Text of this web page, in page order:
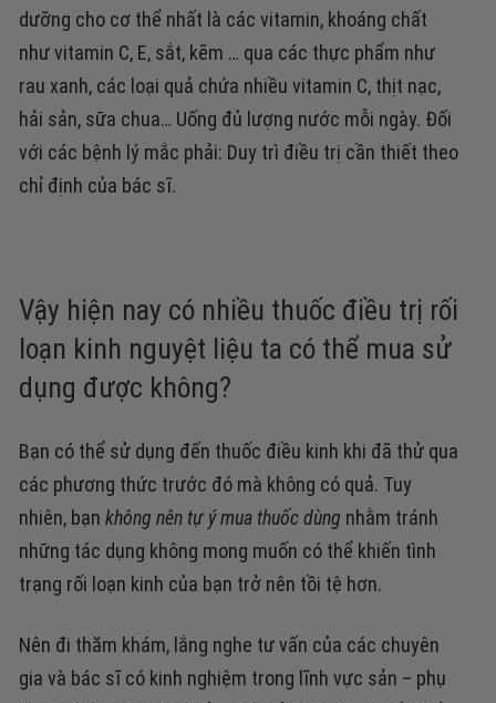
dưỡng cho cơ thể nhất là các vitamin, khoáng chất
như vitamin C, E, sắt, kẽm … qua các thực phẩm như
rau xanh, các loại quả chứa nhiều vitamin C, thịt nạc,
hải sản, sữa chua… Uống đủ lượng nước mỗi ngày. Đối
với các bệnh lý mắc phải: Duy trì điều trị cần thiết theo
chỉ định của bác sĩ.
Vậy hiện nay có nhiều thuốc điều trị rối
loạn kinh nguyệt liệu ta có thể mua sử
dụng được không?
Bạn có thể sử dụng đến thuốc điều kinh khi đã thử qua
các phương thức trước đó mà không có quả. Tuy
nhiên, bạnkhông nên tự ý mua thuốc dùng nhằm tránh
những tác dụng không mong muốn có thể khiến tình
trạng rối loạn kinh của bạn trở nên tồi tệ hơn.
Nên đi thăm khám, lắng nghe tư vấn của các chuyên
gia và bác sĩ có kinh nghiệm trong lĩnh vực sản – phụ